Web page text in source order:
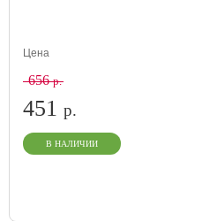
Цена
656р.
451 р.
В НАЛИЧИИ